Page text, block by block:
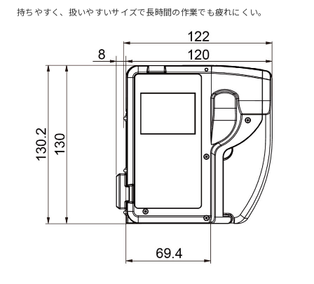
持ちやすく、扱いやすいサイズで長時間の作業でも疲れにくい。